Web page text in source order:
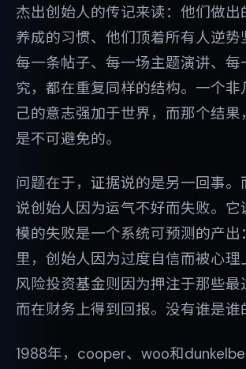
杰出创始人的传记来读：他们做出
养成的习惯、他们顶着所有人逆势
每一条帖子、每一场主题演讲、每
究，都在重复同样的结构。一个非
己的意志强加于世界，而那个结果
是不可避免的。
问题在于，证据说的是另一回事。
说创始人因为运气不好而失败。它
模的失败是一个系统可预测的产出
里，创始人因为过度自信而被心理
风险投资基金则因为押注于那些最
而在财务上得到回报。没有谁是谁
1988年，cooper、woo和